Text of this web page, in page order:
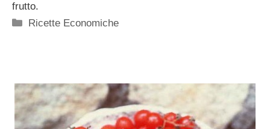
frutto.
Categorie
Ricette Economiche